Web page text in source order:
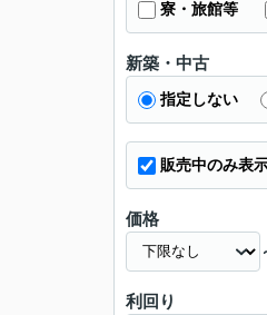
寮・旅館等
新築・中古
指定しない
販売中のみ表
価格
利回り